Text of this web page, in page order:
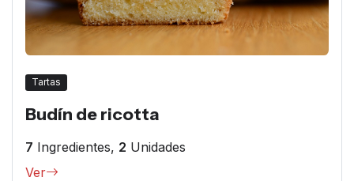
Tartas
Budín de ricotta
7 Ingredientes, 2 Unidades
Ver